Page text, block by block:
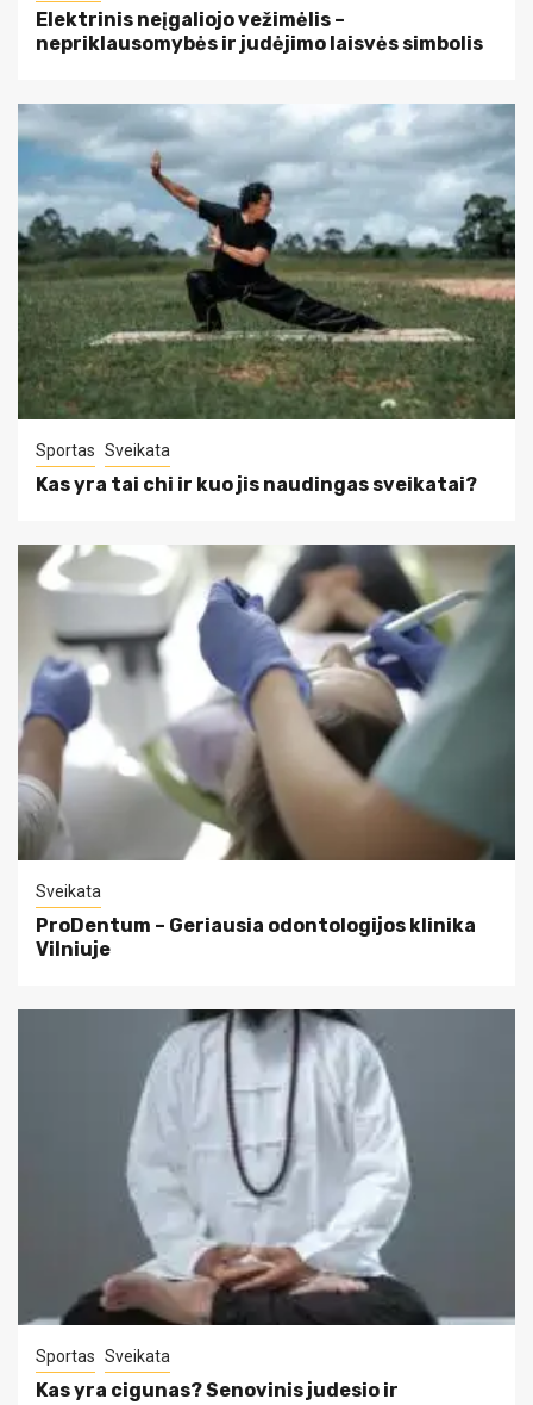
Elektrinis neįgaliojo vežimėlis –
nepriklausomybės ir judėjimo laisvės simbolis
Sportas Sveikata
Kas yra tai chi ir kuo jis naudingas sveikatai?
Sveikata
ProDentum – Geriausia odontologijos klinika
Vilniuje
Sportas Sveikata
Kas yra cigunas? Senovinis judesio ir